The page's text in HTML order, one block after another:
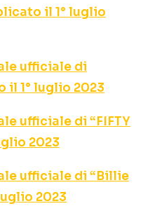
il 1° luglio
ufficiale di
il 1° luglio 2023
ufficiale di “FIFTY
2023
ufficiale di “Billie
2023